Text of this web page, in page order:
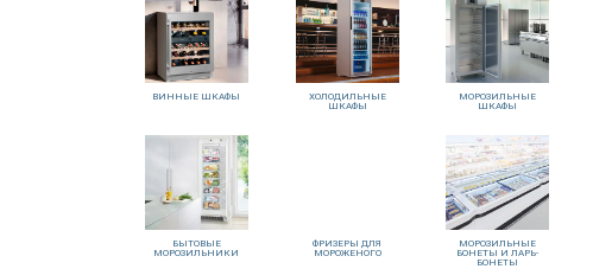
ВИННЫЕ ШКАФЫ
ХОЛОДИЛЬНЫЕ
ШКАФЫ
МОРОЗИЛЬНЫЕ
ШКАФЫ
БЫТОВЫЕ
МОРОЗИЛЬНИКИ
ФРИЗЕРЫ ДЛЯ
МОРОЖЕНОГО
МОРОЗИЛЬНЫЕ
БОНЕТЫ И ЛАРЬ-
БОНЕТЫ